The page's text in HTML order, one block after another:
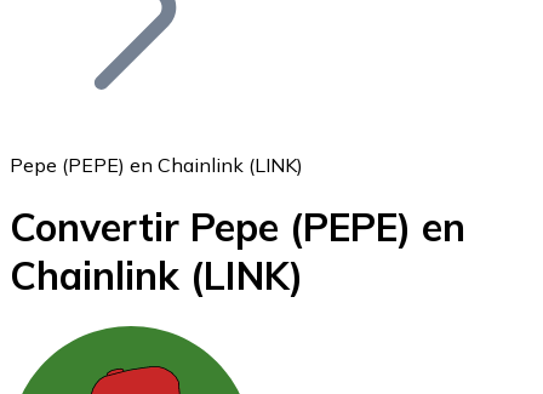
Bitcoin
BTC
Pepe (PEPE) en Chainlink (LINK)
Convertir Pepe (PEPE) en
Chainlink (LINK)